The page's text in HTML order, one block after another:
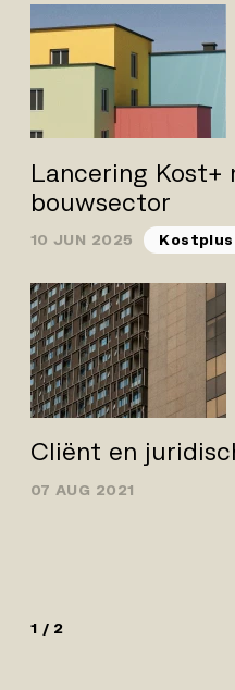
Lancering Kost+
bouwsector
10 JUN 2025 Kostplus
Cliënt en
07 AUG 2021
1 / 2